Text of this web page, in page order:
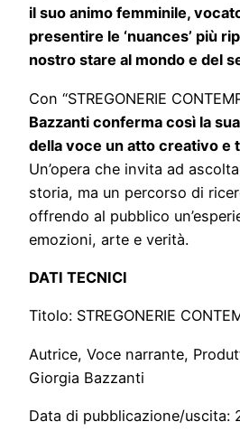
il suo animo femminile,
presentire le ‘nuances’ più
nostro stare al mondo e del
Con “STREGONERIE
Bazzanti conferma così la
della voce un atto creativo e
Un’opera che invita ad
storia, ma un percorso di
offrendo al pubblico
emozioni, arte e verità.
DATI TECNICI
Titolo: STREGONERIE
Autrice, Voce narrante,
Giorgia Bazzanti
Data di pubblicazione/uscita: